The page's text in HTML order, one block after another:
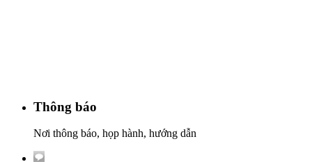
Thông báo
Nơi thông báo, họp hành, hướng dẫn